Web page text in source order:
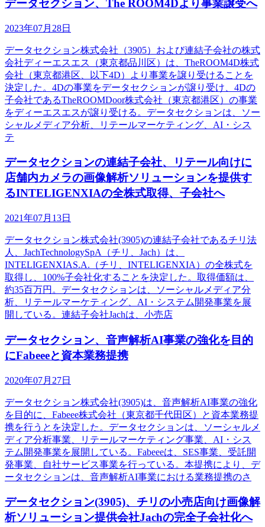
データセクション、The ROOM4Dより事業譲受へ
2023年07月28日
データセクション株式会社（3905）および連結子会社の株式
会社ディーエスエス（東京都品川区）は、TheROOM4D株式
会社（東京都港区、以下4D）より事業を譲り受けることを
決定した。4Dの事業をデータセクションが譲り受け、4Dの
子会社であるTheROOMDoor株式会社（東京都港区）の事業
をディーエスエスが譲り受ける。データセクションは、ソー
シャルメディア分析、リテールマーケティング、AI・シス
テ
データセクションの連結子会社、リテール向けに
店舗内カメラの画像解析ソリューションを提供す
るINTELIGENXIAの全株式取得、子会社へ
2021年07月13日
データセクション株式会社(3905)の連結子会社であるチリ法
人、JachTechnologySpA（チリ、Jach）は、
INTELIGENXIAS.A.（チリ、INTELIGENXIA）の全株式を
取得し、100%子会社化することを決定した。取得価額は、
約35百万円。データセクションは、ソーシャルメディア分
析、リテールマーケティング、AI・システム開発事業を展
開している。連結子会社Jachは、小売店
データセクション、音声解析AI事業の強化を目的
にFabeeeと資本業務提携
2020年07月27日
データセクション株式会社(3905)は、音声解析AI事業の強化
を目的に、Fabeee株式会社（東京都千代田区）と資本業務提
携を行うとを決定した。データセクションは、ソーシャルメ
ディア分析事業、リテールマーケティング事業、AI・シス
テム開発事業を展開している。Fabeeeは、SES事業、受託開
発事業、自社サービス事業を行っている。本提携により、デ
ータセクションは、音声解析AI事業における業務提携のさ
データセクション(3905)、チリの小売店向け画像解
析ソリューション提供会社Jachの完全子会社化へ